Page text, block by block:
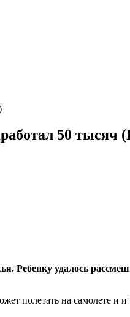
50
Ребенку удалось
полетать на самолете и